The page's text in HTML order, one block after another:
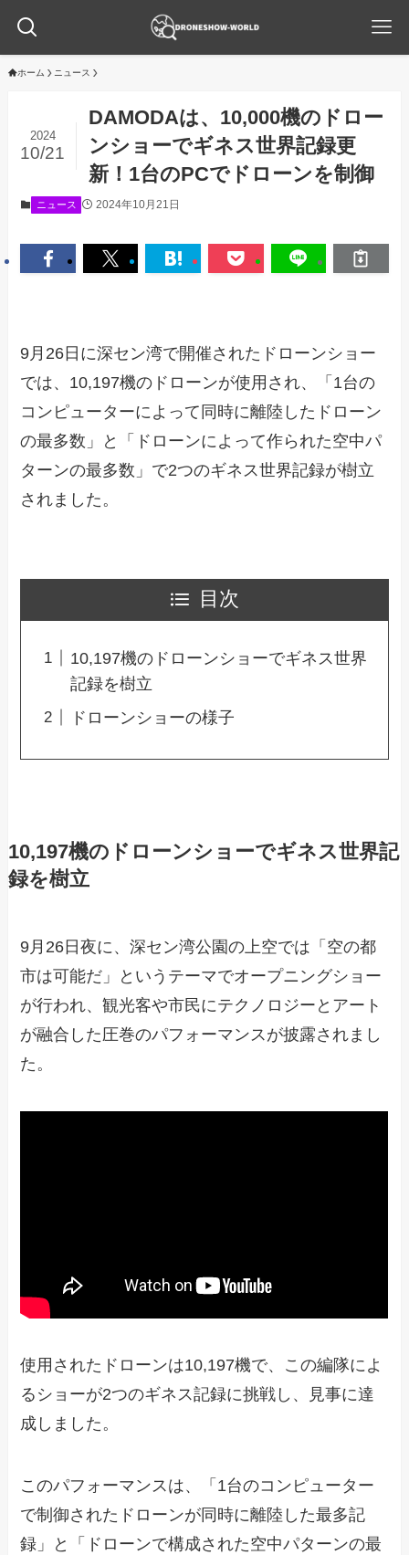
ホーム ニュース
DAMODAは、10,000機のドロー
ンショーでギネス世界記録更
新！1台のPCでドローンを制御
2024
10/21
ニュース 2024年10月21日
9月26日に深セン湾で開催されたドローンショー
では、10,197機のドローンが使用され、「1台の
コンピューターによって同時に離陸したドローン
の最多数」と「ドローンによって作られた空中パ
ターンの最多数」で2つのギネス世界記録が樹立
されました。
目次
10,197機のドローンショーでギネス世界
記録を樹立
ドローンショーの様子
10,197機のドローンショーでギネス世界記
録を樹立
9月26日夜に、深セン湾公園の上空では「空の都
市は可能だ」というテーマでオープニングショー
が行われ、観光客や市民にテクノロジーとアート
が融合した圧巻のパフォーマンスが披露されまし
た。
使用されたドローンは10,197機で、この編隊によ
るショーが2つのギネス記録に挑戦し、見事に達
成しました。
このパフォーマンスは、「1台のコンピューター
で制御されたドローンが同時に離陸した最多記
録」と「ドローンで構成された空中パターンの最